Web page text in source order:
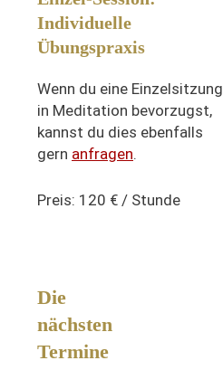
Individuelle
Übungspraxis
Wenn du eine Einzelsitzung
in Meditation bevorzugst,
kannst du dies ebenfalls
gern anfragen.
Preis: 120 € / Stunde
Die
nächsten
Termine